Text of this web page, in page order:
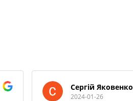
Сергій Яковенко
2024-01-26